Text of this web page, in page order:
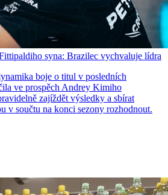
syna: Brazilec vychvaluje lídra
boje o titul v posledních
ve prospěch Andrey Kimiho
zajíždět výsledky a sbírat
v součtu na konci sezony rozhodnout.